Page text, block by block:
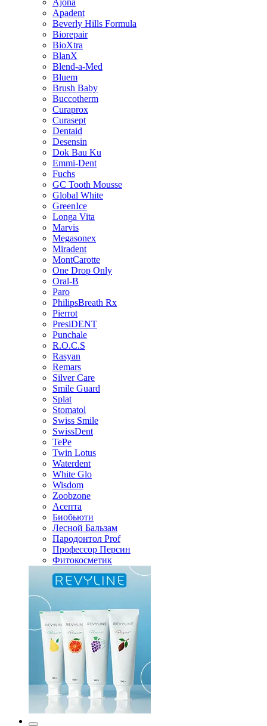
Ajona
Apadent
Beverly Hills Formula
Biorepair
BioXtra
BlanX
Blend-a-Med
Bluem
Brush Baby
Buccotherm
Curaprox
Curasept
Dentaid
Desensin
Dok Bau Ku
Emmi-Dent
Fuchs
GC Tooth Mousse
Global White
GreenIce
Longa Vita
Marvis
Megasonex
Miradent
MontCarotte
One Drop Only
Oral-B
Paro
PhilipsBreath Rx
Pierrot
PresiDENT
Punchale
R.O.C.S
Rasyan
Remars
Silver Care
Smile Guard
Splat
Stomatol
Swiss Smile
SwissDent
TePe
Twin Lotus
Waterdent
White Glo
Wisdom
Zoobzone
Асепта
Биобьюти
Лесной Бальзам
Пародонтол Prof
Профессор Персин
Фитокосметик